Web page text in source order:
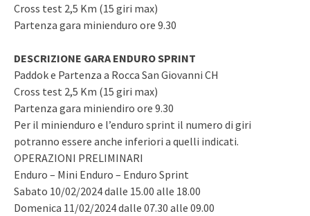
Cross test 2,5 Km (15 giri max)
Partenza gara minienduro ore 9.30
DESCRIZIONE GARA ENDURO SPRINT
Paddok e Partenza a Rocca San Giovanni CH
Cross test 2,5 Km (15 giri max)
Partenza gara miniendiro ore 9.30
Per il minienduro e l’enduro sprint il numero di giri
potranno essere anche inferiori a quelli indicati.
OPERAZIONI PRELIMINARI
Enduro – Mini Enduro – Enduro Sprint
Sabato 10/02/2024 dalle 15.00 alle 18.00
Domenica 11/02/2024 dalle 07.30 alle 09.00